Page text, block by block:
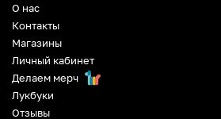
О нас
Контакты
Магазины
Личный кабинет
Делаем мерч
Лукбуки
Отзывы